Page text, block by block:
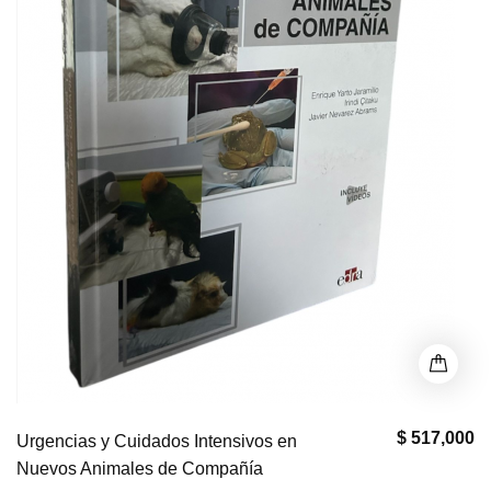
$ 517,000
Urgencias y Cuidados Intensivos en
Nuevos Animales de Compañía